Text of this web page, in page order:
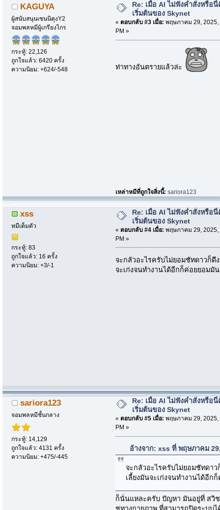
KAGUYA
ผู้สนับสนุนเซนนิคุงY2
จอมพลหมีผู้เกรียงไกร
กระทู้: 22,126
ถูกใจแล้ว: 6420 ครั้ง
ความนิยม: +624/-548
Re: เมื่อ AI ไม่ฟังค่ำสั่งหรือ
เริ่มต้นของ Skynet
« ตอบกลับ #3 เมื่อ: พฤษภาคม 29, 2025,
PM »
ท่าทางอันตรายแล้วล่ะ
เหล่าหมีที่ถูกใจสิ่งนี้:sariora123
xss
หมีเต็มตัว
กระทู้: 83
ถูกใจแล้ว: 16 ครั้ง
ความนิยม: +3/-1
Re: เมื่อ AI ไม่ฟังค่ำสั่งหรือ
เริ่มต้นของ Skynet
« ตอบกลับ #4 เมื่อ: พฤษภาคม 29, 2025,
PM »
จะกลัวอะไรครับไม่ยอมชัทดาวก็ดึ
จะเก่งจนทำงานได้อีกก็ค่อยยอมมัน
sariora123
จอมพลหมีชั้นกลาง
กระทู้: 14,129
ถูกใจแล้ว: 4131 ครั้ง
ความนิยม: +475/-445
Re: เมื่อ AI ไม่ฟังค่ำสั่งหรือ
เริ่มต้นของ Skynet
« ตอบกลับ #5 เมื่อ: พฤษภาคม 29, 2025,
PM »
อ้างจาก: xss ที่ พฤษภาคม
จะกลัวอะไรครับไม่ยอมชัทดา
เลี้ยงมันจะเก่งจนทำงานได้อีก
ก็นั่นแหละครับ ปัญหา มันอยู่ที่ สวิช
ชทางกายภาพ ที่สามารถปิดระบบ